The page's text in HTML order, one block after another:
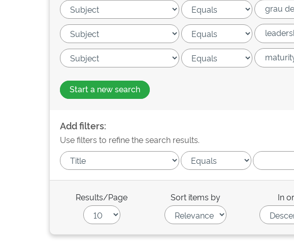
Start a new search
Add filters:
Use filters to refine the search results.
Results/Page Sort items by In